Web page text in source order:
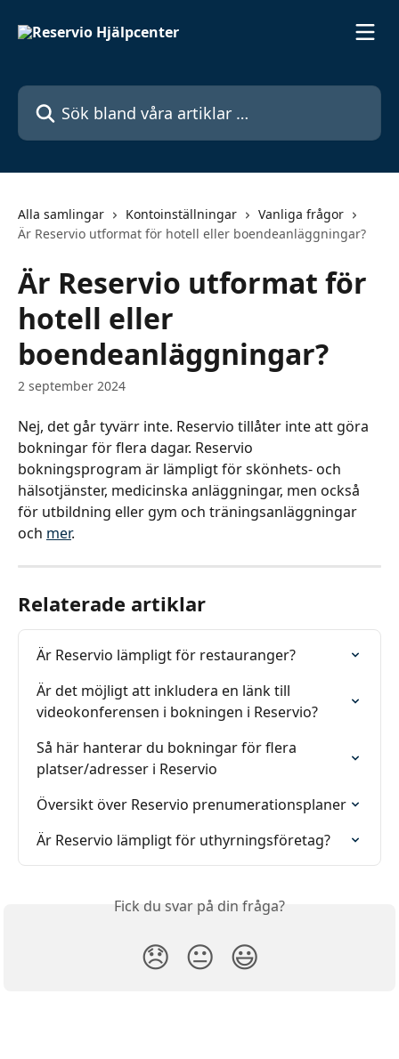
Sök bland våra artiklar …
Alla samlingar Kontoinställningar
Vanliga frågor
Är Reservio utformat för hotell eller boendeanläggningar?
Är Reservio utformat för
hotell eller
boendeanläggningar?
2 september 2024
Nej, det går tyvärr inte. Reservio tillåter inte att göra
bokningar för flera dagar. Reservio
bokningsprogram är lämpligt för skönhets- och
hälsotjänster, medicinska anläggningar, men också
för utbildning eller gym och träningsanläggningar
och mer.
Relaterade artiklar
Är Reservio lämpligt för restauranger?
Är det möjligt att inkludera en länk till
videokonferensen i bokningen i Reservio?
Så här hanterar du bokningar för flera
platser/adresser i Reservio
Översikt över Reservio prenumerationsplaner
Är Reservio lämpligt för uthyrningsföretag?
Fick du svar på din fråga?
😞 😐 😃